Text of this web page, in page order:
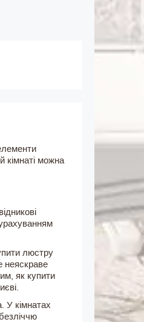
кімнаті можна
люстру
неяскраве
як купити
У кімнатах